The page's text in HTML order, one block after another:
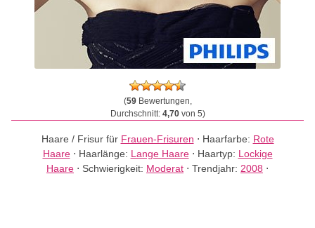
(59Bewertungen,
Durchschnitt: 4,70von 5)
Haare / Frisur für Frauen-Frisuren ⋅ Haarfarbe: Rote
Haare⋅ Haarlänge: Lange Haare⋅ Haartyp: Lockige
Haare ⋅ Schwierigkeit: Moderat ⋅ Trendjahr: 2008 ⋅